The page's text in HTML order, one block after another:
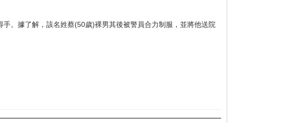
。據了解，該名姓蔡(50歲)裸男其後被警員合力制服，並將他送院